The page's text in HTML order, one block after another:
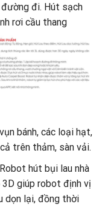
đi. Hút sạch
rơi cầu thang
bánh, các loại hạt,
trên thảm, sàn vải.
Robot hút bụi lau nhà
giúp robot định vị
dọn lại, đồng thời